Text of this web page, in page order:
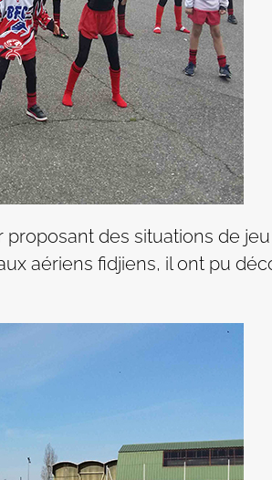
des situations de
aériens fidjiens, il ont pu